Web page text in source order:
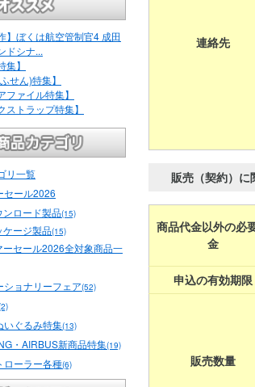
】ぼくは航空管制官4 成田
ドシナ...
集】
せん)特集】
ファイル特集】
ストラップ特集】
リ一覧
セール2026
ンロード製品(15)
ケージ製品(15)
ーセール2026全対象商品一
ショナリーフェア(52)
いぐるみ特集(13)
・AIRBUS新商品特集(19)
ローラー各種(6)
連絡先
販売（契約）に
商品代金以外の必
金
申込の有効期限
販売数量